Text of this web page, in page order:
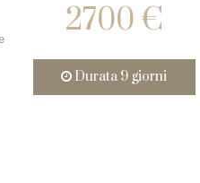
2700 €
Durata 9 giorni